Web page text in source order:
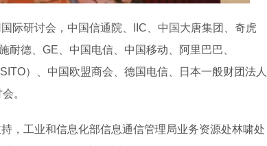
际研讨会，中国信通院、IIC、中国大唐集团、奇虎
德、GE、中国电信、中国移动、阿里巴巴、
）、中国欧盟商会、德国电信、日本一般财团法人
。
，工业和信息化部信息通信管理局业务资源处林啸处